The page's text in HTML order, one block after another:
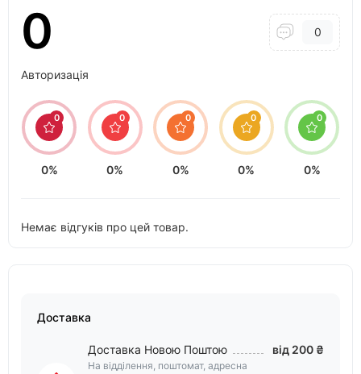
0 0
Авторизація
0
0%
0
0%
0
0%
0
0%
0
0%
Немає відгуків про цей товар.
Доставка
Доставка Новою Поштою
На відділення, поштомат, адресна
від 200 ₴